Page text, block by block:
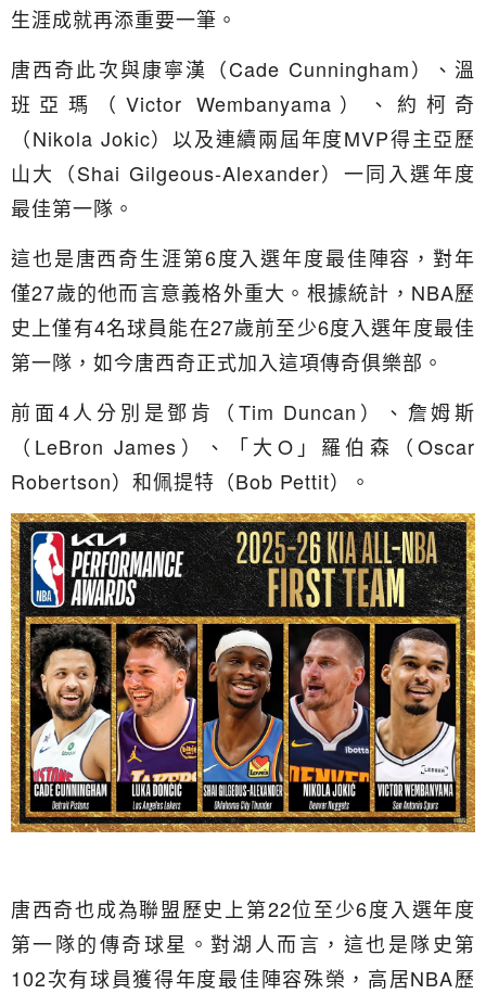
生涯成就再添重要一筆。
唐西奇此次與康寧漢（Cade Cunningham）、溫
班亞瑪（Victor Wembanyama）、約柯奇
（Nikola Jokic）以及連續兩屆年度MVP得主亞歷
山大（Shai Gilgeous-Alexander）一同入選年度
最佳第一隊。
這也是唐西奇生涯第6度入選年度最佳陣容，對年
僅27歲的他而言意義格外重大。根據統計，NBA歷
史上僅有4名球員能在27歲前至少6度入選年度最佳
第一隊，如今唐西奇正式加入這項傳奇俱樂部。
前面4人分別是鄧肯（Tim Duncan）、詹姆斯
（LeBron James）、「大O」羅伯森（Oscar
Robertson）和佩提特（Bob Pettit）。
唐西奇也成為聯盟歷史上第22位至少6度入選年度
第一隊的傳奇球星。對湖人而言，這也是隊史第
102次有球員獲得年度最佳陣容殊榮，高居NBA歷